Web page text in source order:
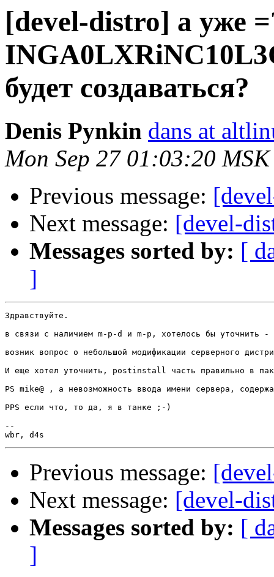
[devel-distro] а уже
будет создаваться?
Denis Pynkin dans at
Mon Sep 27 01:03:20
Previous message:
Next message: [devel-
Messages sorted by: [
]
Здравствуйте.
в связи с наличием m-p-d и m-p, хотелось бы уточнить -
возник вопрос о небольшой модификации серверного
И еще хотел уточнить, postinstall часть правильно в
PS mike@ , а невозможность ввода имени сервера,
PPS если что, то да, я в танке ;-)
--
Previous message:
Next message: [devel-
Messages sorted by: [
]